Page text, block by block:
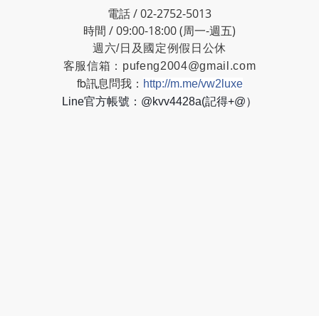
電話 / 02-2752-5013
時間 / 09:00-18:00 (周一-週五)
週六/日及國定例假日公休
客服信箱： pufeng2004@gmail.com
fb訊息問我： http://m.me/vw2luxe
Line官方帳號：@kvv4428a(記得+@）